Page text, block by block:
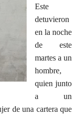
Este
detuvieron
en la noche
de este
martes a un
hombre,
quien junto
a un
de una cartera que